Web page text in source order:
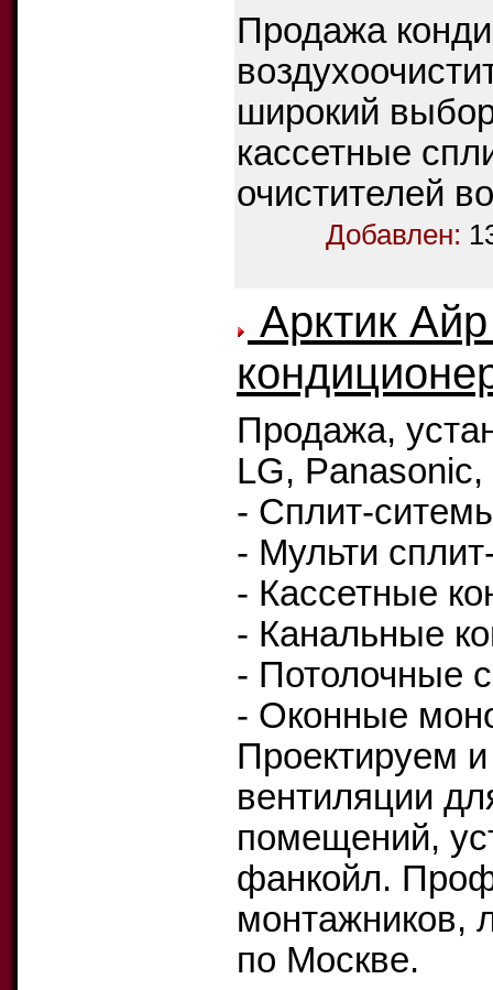
Продажа
широкий
кассетные
очистителей
Добавлен:
Арктик
Продажа,
LG,
- Сплит-
- Мульти
- Кассетные
- Канальные
- Потолочные
- Оконные
Проектируем
вентиляции
помещений,
фанкойл.
монтажников,
по Москве.